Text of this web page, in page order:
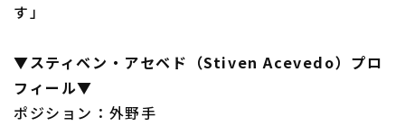
す」
▼スティベン・アセベド（Stiven Acevedo）プロ
フィール▼
ポジション：外野手